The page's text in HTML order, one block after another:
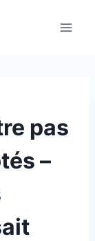
pas
–